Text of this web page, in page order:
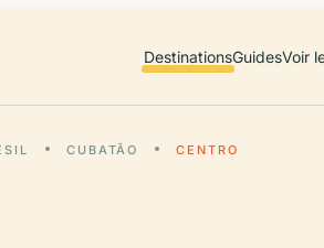
DestinationsGuidesVoir
CUBATÃO CENTRO